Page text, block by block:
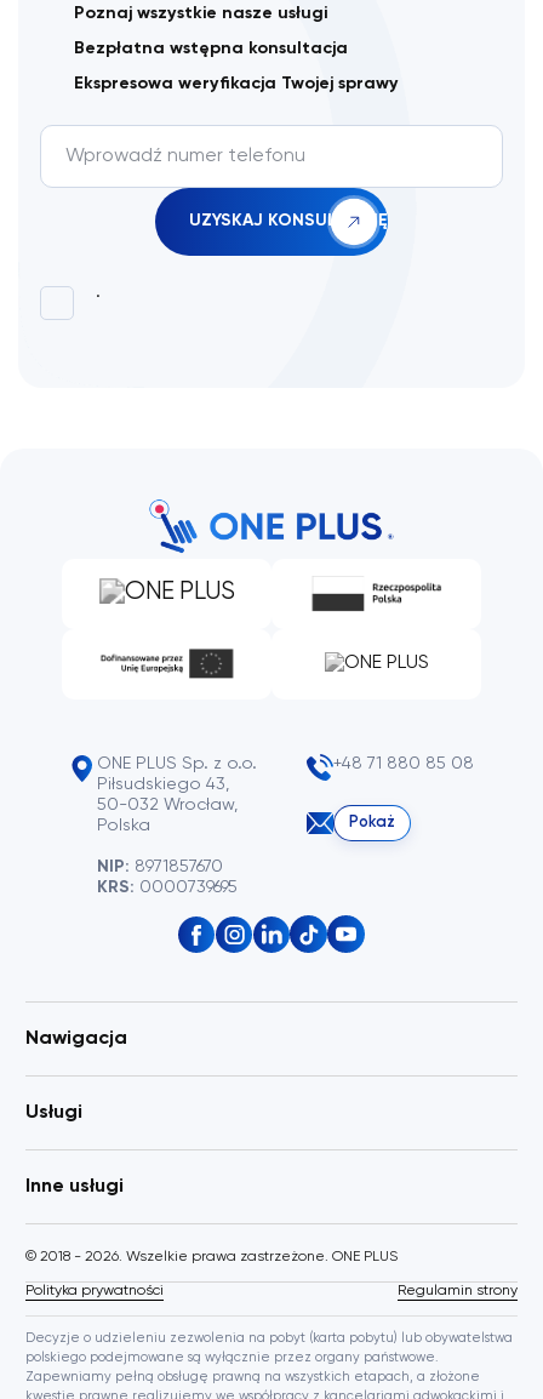
Poznaj wszystkie nasze usługi
Bezpłatna wstępna konsultacja
Ekspresowa weryfikacja Twojej sprawy
.
ONE PLUS Sp. z o.o.
Piłsudskiego 43,
50-032 Wrocław,
Polska
NIP: 8971857670
KRS: 0000739695
+48 71 880 85 08
Pokaż
Nawigacja
Usługi
Inne usługi
© 2018 - 2026. Wszelkie prawa zastrzeżone. ONE PLUS
Polityka prywatności Regulamin strony
Decyzje o udzieleniu zezwolenia na pobyt (karta pobytu) lub obywatelstwa
polskiego podejmowane są wyłącznie przez organy państwowe.
Zapewniamy pełną obsługę prawną na wszystkich etapach, a złożone
kwestie prawne realizujemy we współpracy z kancelariami adwokackimi i